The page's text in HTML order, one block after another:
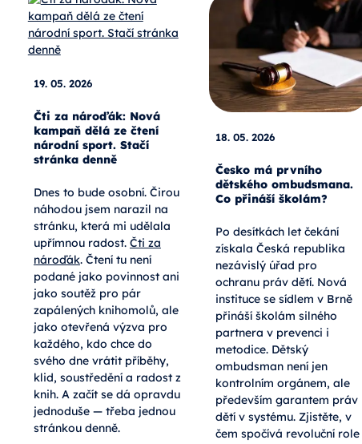
19. 05. 2026
Čti za nároďák: Nová
kampaň dělá ze čtení
národní sport. Stačí
stránka denně
Dnes to bude osobní. Čirou
náhodou jsem narazil na
stránku, která mi udělala
upřímnou radost. Čti za
nároďák. Čtení tu není
podané jako povinnost ani
jako soutěž pro pár
zapálených knihomolů, ale
jako otevřená výzva pro
každého, kdo chce do
svého dne vrátit příběhy,
klid, soustředění a radost z
knih. A začít se dá opravdu
jednoduše — třeba jednou
stránkou denně.
18. 05. 2026
Česko má prvního
dětského ombudsmana.
Co přináší školám?
Po desítkách let čekání
získala Česká republika
nezávislý úřad pro
ochranu práv dětí. Nová
instituce se sídlem v Brně
přináší školám silného
partnera v prevenci i
metodice. Dětský
ombudsman není jen
kontrolním orgánem, ale
především garantem práv
dětí v systému. Zjistěte, v
čem spočívá revoluční role